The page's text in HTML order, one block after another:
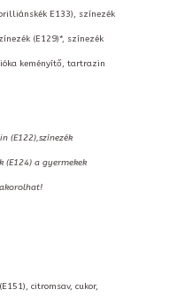
E133), színezék
(E129)*, színezék
keményítő, tartrazin
(E122),színezék
(E124) a gyermekek
citromsav, cukor,